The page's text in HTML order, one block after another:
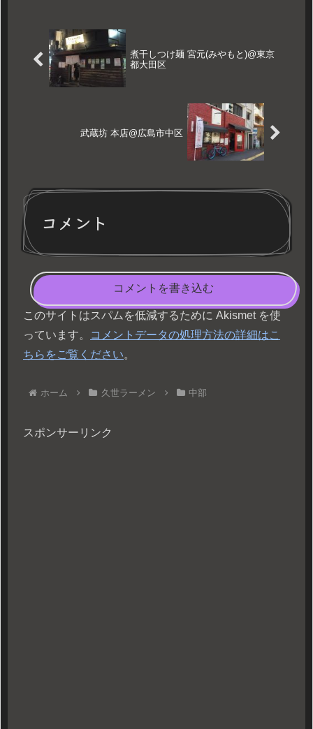
煮干しつけ麺 宮元(みやもと)@東京
都大田区
武蔵坊 本店@広島市中区
コメント
コメントを書き込む
このサイトはスパムを低減するために Akismet を使
っています。
コメントデータの処理方法の詳細はこ
ちらをご覧ください。
ホーム 久世ラーメン 中部
スポンサーリンク